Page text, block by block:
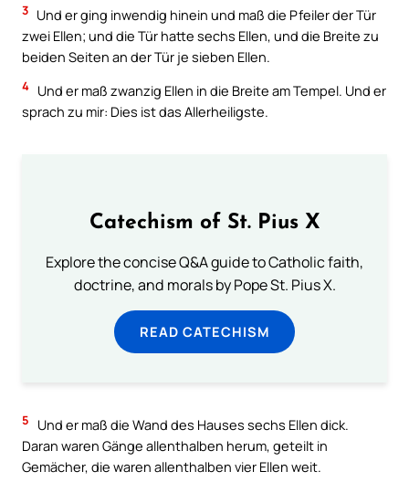
3 Und er ging inwendig hinein und maß die Pfeiler der Tür
zwei Ellen; und die Tür hatte sechs Ellen, und die Breite zu
beiden Seiten an der Tür je sieben Ellen.
4 Und er maß zwanzig Ellen in die Breite am Tempel. Und er
sprach zu mir: Dies ist das Allerheiligste.
Catechism of St. Pius X
Explore the concise Q&A guide to Catholic faith,
doctrine, and morals by Pope St. Pius X.
READ CATECHISM
5
Und er maß die Wand des Hauses sechs Ellen dick.
Daran waren Gänge allenthalben herum, geteilt in
Gemächer, die waren allenthalben vier Ellen weit.